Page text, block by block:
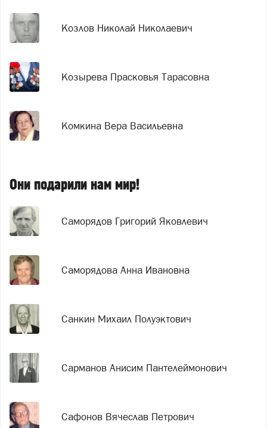
Козлов Николай Николаевич
Козырева Прасковья Тарасовна
Комкина Вера Васильевна
Они подарили нам мир!
Саморядов Григорий Яковлевич
Саморядова Анна Ивановна
Санкин Михаил Полуэктович
Сарманов Анисим Пантелеймонович
Сафонов Вячеслав Петрович